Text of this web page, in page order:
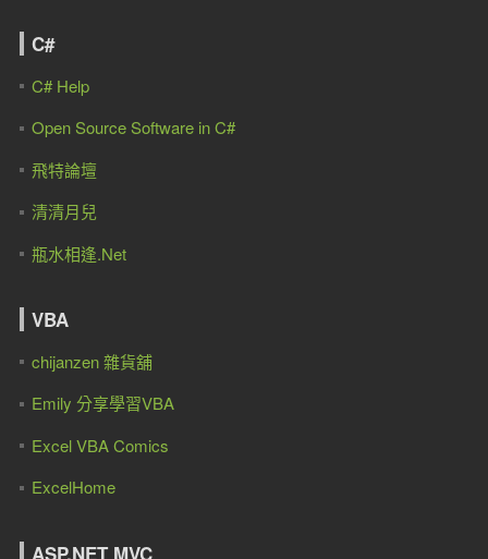
C#
C# Help
Open Source Software in C#
飛特論壇
清清月兒
瓶水相逢.Net
VBA
chijanzen 雜貨舖
Emily 分享學習VBA
Excel VBA Comics
ExcelHome
ASP.NET MVC